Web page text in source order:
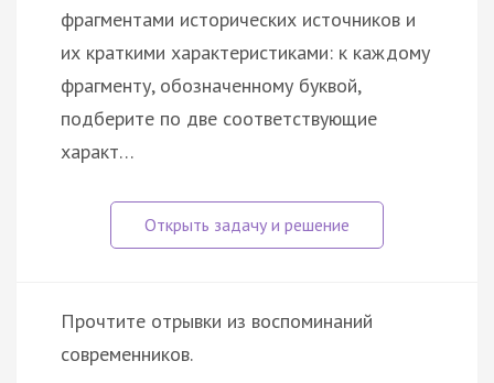
фрагментами исторических источников и
их краткими характеристиками: к каждому
фрагменту, обозначенному буквой,
подберите по две соответствующие
характ…
Прочтите отрывки из воспоминаний
современников.